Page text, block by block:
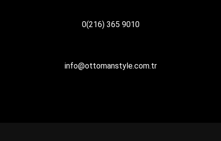
0(216) 365 9010
info@ottomanstyle.com.tr